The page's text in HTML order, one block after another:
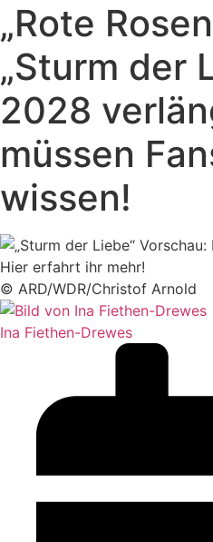
„Rote
„Sturm der
2028
müssen
wissen!
Hier erfahrt ihr mehr!
© ARD/WDR/Christof Arnold
Ina Fiethen-Drewes